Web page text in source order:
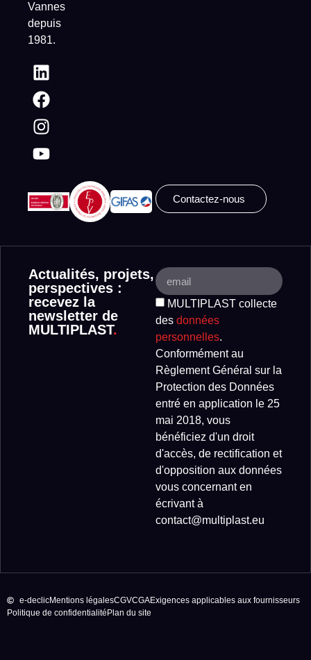
Vannes
depuis
1981.
Contactez-nous
Actualités, projets,
perspectives :
recevez la
newsletter de
MULTIPLAST.
MULTIPLAST collecte
des données
personnelles.
Conformément au
Règlement Général sur la
Protection des Données
entré en application le 25
mai 2018, vous
bénéficiez d'un droit
d'accès, de rectification et
d'opposition aux données
vous concernant en
écrivant à
contact@multiplast.eu
e-declicMentions légalesCGVCGAExigences applicables aux fournisseurs
Politique de confidentialité Plan du site